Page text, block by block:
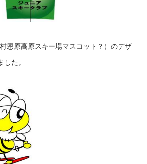
恩原高原スキー場マスコット？）のデザ
た。